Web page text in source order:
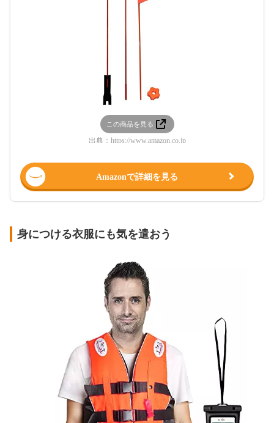
この商品を見る
出典： https://www.amazon.co.jp
Amazonで詳細を見る
身につける衣服にも気を遣おう